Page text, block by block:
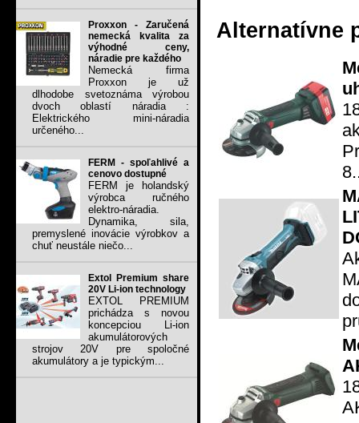
Proxxon - Zaručená
nemecká kvalita za
výhodné ceny,
náradie pre každého
Nemecká firma
Proxxon je už
dlhodobe svetoznáma výrobou
dvoch oblastí náradia :
Elektrického mini-náradia
určeného...
FERM - spoľahlivé a
cenovo dostupné
FERM je holandský
výrobca ručného
elektro-náradia.
Dynamika, sila,
premyslené inovácie výrobkov a
chuť neustále niečo...
Extol Premium share
20V Li-ion technology
EXTOL PREMIUM
prichádza s novou
koncepciou Li-ion
akumulátorových
strojov 20V pre spoločné
akumulátory a je typickým...
Alternatívne